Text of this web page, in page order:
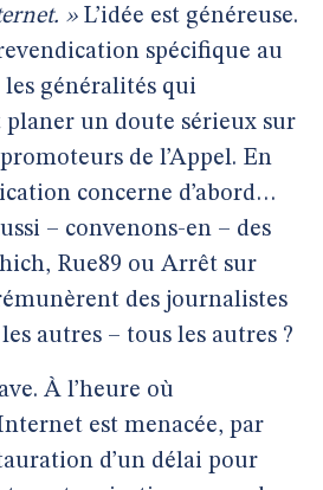
»L’idée est généreuse.
spécifique au
généralités qui
planer un doute sérieux sur
de l’Appel. En
concerne d’abord…
– convenons-en – des
Rue89 ou Arrêt sur
des journalistes
autres – tous les autres ?
À l’heure où
est menacée, par
d’un délai pour